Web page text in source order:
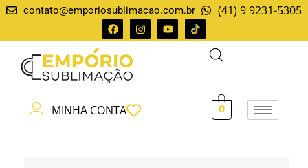
contato@emporiosublimacao.com.br (41) 9 9231-5305
MINHA CONTA 0